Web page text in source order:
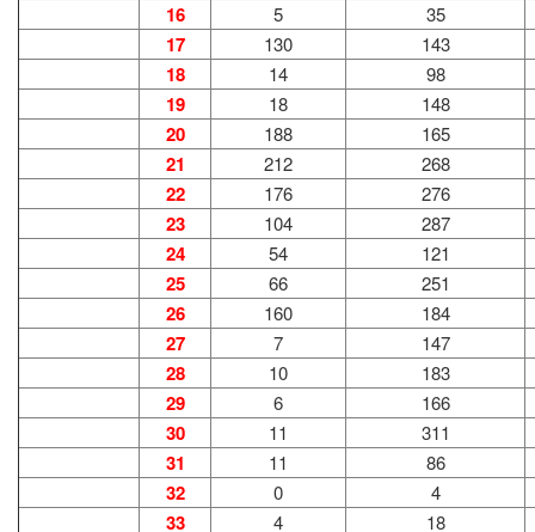
16 5 35
17 130 143
18 14 98
19 18 148
20 188 165
21 212 268
22 176 276
23 104 287
24 54 121
25 66 251
26 160 184
27 7 147
28 10 183
29 6 166
30 11 311
31 11 86
32 0 4
33 4 18